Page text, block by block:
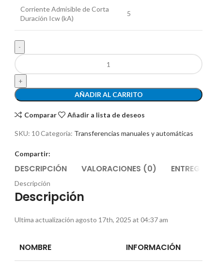
Corriente Admisible de Corta
Duración Icw (kA)
5
AÑADIR AL CARRITO
Comparar Añadir a lista de deseos
SKU: 10Categoría: Transferencias manuales y automáticas
Compartir:
DESCRIPCIÓN VALORACIONES (0) ENTREGAS
Descripción
Descripción
Ultima actualización agosto 17th, 2025 at 04:37 am
NOMBRE INFORMACIÓN